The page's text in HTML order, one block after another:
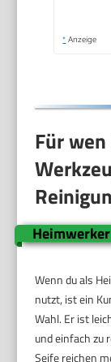
* Anzeige
Für
Heimwerker
Wenn du als
nutzt, ist ein
Wahl. Er ist
und einfach zu
Seife reichen